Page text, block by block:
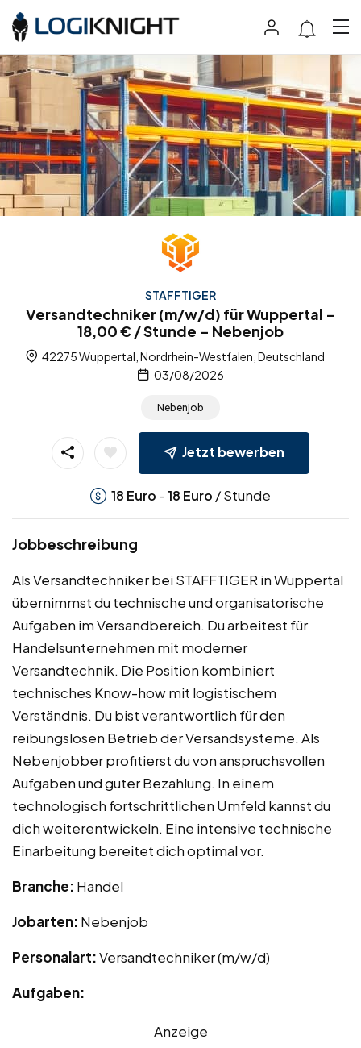
STAFFTIGER
Versandtechniker (m/w/d) für Wuppertal –
18,00 € / Stunde – Nebenjob
42275 Wuppertal, Nordrhein-Westfalen, Deutschland
03/08/2026
Nebenjob
Jetzt bewerben
18 Euro -18 Euro / Stunde
Jobbeschreibung
Als Versandtechniker bei STAFFTIGER in Wuppertal
übernimmst du technische und organisatorische
Aufgaben im Versandbereich. Du arbeitest für
Handelsunternehmen mit moderner
Versandtechnik. Die Position kombiniert
technisches Know-how mit logistischem
Verständnis. Du bist verantwortlich für den
reibungslosen Betrieb der Versandsysteme. Als
Nebenjobber profitierst du von anspruchsvollen
Aufgaben und guter Bezahlung. In einem
technologisch fortschrittlichen Umfeld kannst du
dich weiterentwickeln. Eine intensive technische
Einarbeitung bereitet dich optimal vor.
Branche: Handel
Jobarten: Nebenjob
Personalart:Versandtechniker (m/w/d)
Aufgaben:
Anzeige